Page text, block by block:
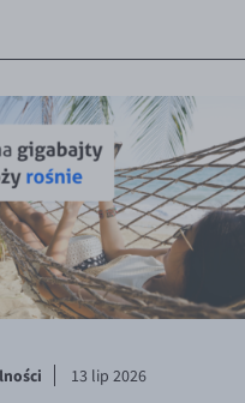
13 lip 2026